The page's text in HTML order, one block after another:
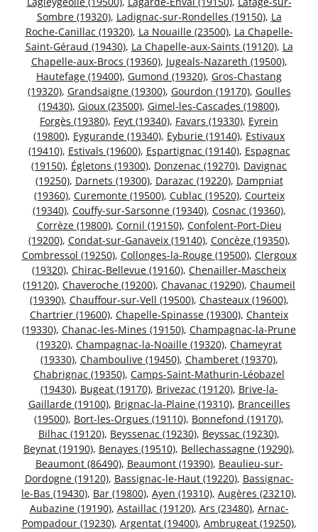
Sombre (19320), Ladignac-sur-Rondelles (19150), La
Roche-Canillac (19320), La Nouaille (23500), La Chapelle-
Saint-Géraud (19430), La Chapelle-aux-Saints (19120), La
Chapelle-aux-Brocs (19360), Jugeals-Nazareth (19500),
Hautefage (19400), Gumond (19320), Gros-Chastang
(19320), Grandsaigne (19300), Gourdon (19170), Goulles
(19430), Gioux (23500), Gimel-les-Cascades (19800),
Forgès (19380), Feyt (19340), Favars (19330), Eyrein
(19800), Eygurande (19340), Eyburie (19140), Estivaux
(19410), Estivals (19600), Espartignac (19140), Espagnac
(19150), Égletons (19300), Donzenac (19270), Davignac
(19250), Darnets (19300), Darazac (19220), Dampniat
(19360), Curemonte (19500), Cublac (19520), Courteix
(19340), Couffy-sur-Sarsonne (19340), Cosnac (19360),
Corrèze (19800), Cornil (19150), Confolent-Port-Dieu
(19200), Condat-sur-Ganaveix (19140), Concèze (19350),
Combressol (19250), Collonges-la-Rouge (19500), Clergoux
(19320), Chirac-Bellevue (19160), Chenailler-Mascheix
(19120), Chaveroche (19200), Chavanac (19290), Chaumeil
(19390), Chauffour-sur-Vell (19500), Chasteaux (19600),
Chartrier (19600), Chapelle-Spinasse (19300), Chanteix
(19330), Chanac-les-Mines (19150), Champagnac-la-Prune
(19320), Champagnac-la-Noaille (19320), Chameyrat
(19330), Chamboulive (19450), Chamberet (19370),
Chabrignac (19350), Camps-Saint-Mathurin-Léobazel
(19430), Bugeat (19170), Brivezac (19120), Brive-la-
Gaillarde (19100), Brignac-la-Plaine (19310), Branceilles
(19500), Bort-les-Orgues (19110), Bonnefond (19170),
Bilhac (19120), Beyssenac (19230), Beyssac (19230),
Beynat (19190), Benayes (19510), Bellechassagne (19290),
Beaumont (86490), Beaumont (19390), Beaulieu-sur-
Dordogne (19120), Bassignac-le-Haut (19220), Bassignac-
le-Bas (19430), Bar (19800), Ayen (19310), Augères (23210),
Aubazine (19190), Astaillac (19120), Ars (23480), Arnac-
Pompadour (19230), Argentat (19400), Ambrugeat (19250),